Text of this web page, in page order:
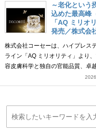
～老化とい
込めた最高峰
「AQ ミリ
発売／株式会
株式会社コーセーは、ハイプレス
ライン「AQ ミリオリティ」より
容皮膚科学と独自の官能品質、